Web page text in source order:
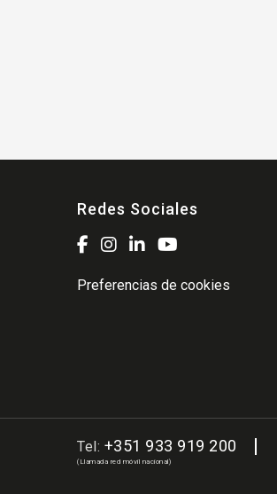
Redes Sociales
Preferencias de cookies
Tel: +351 933 919 200
(Llamada red móvil nacional)